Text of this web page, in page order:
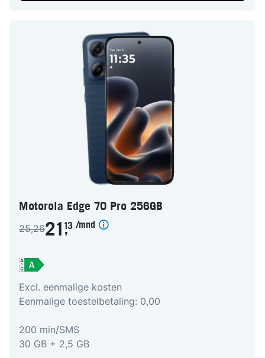
Motorola Edge 70 Pro 256GB
25,2621 ,
13 /mnd
Excl. eenmalige kosten
Eenmalige toestelbetaling: 0,00
200 min/SMS
30 GB + 2,5 GB